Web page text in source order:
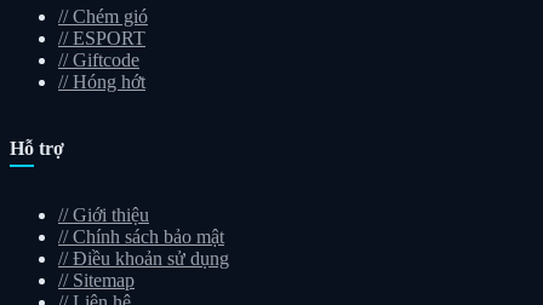
// Chém gió
// ESPORT
// Giftcode
// Hóng hớt
Hỗ trợ
// Giới thiệu
// Chính sách bảo mật
// Điều khoản sử dụng
// Sitemap